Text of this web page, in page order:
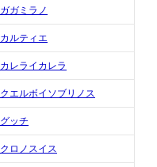
ガガミラノ
カルティエ
カレライカレラ
クエルボイソブリノス
グッチ
クロノスイス